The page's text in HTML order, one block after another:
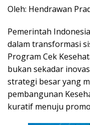
Oleh: Hendrawan
Pemerintah
dalam transformasi
Program Cek
bukan sekadar
strategi besar yang
pembangunan
kuratif menuju